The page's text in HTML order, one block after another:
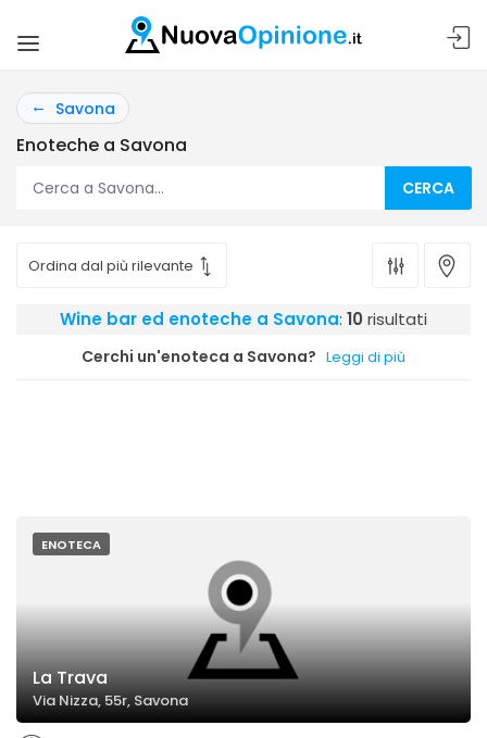
Savona
Enoteche a Savona
CERCA
Wine bar ed enoteche a Savona: 10 risultati
Cerchi un'enoteca a Savona? Leggi di più
ENOTECA
La Trava
Via Nizza, 55r, Savona